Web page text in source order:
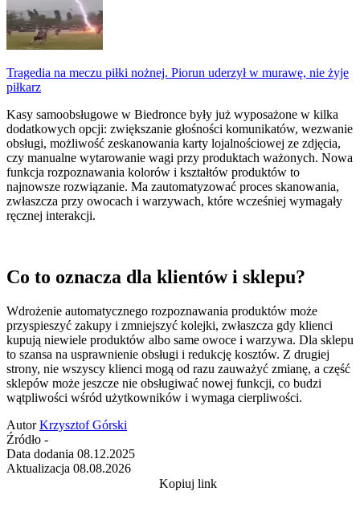
Tragedia na meczu piłki nożnej. Piorun uderzył w murawę, nie żyje
piłkarz
Kasy samoobsługowe w Biedronce były już wyposażone w kilka
dodatkowych opcji: zwiększanie głośności komunikatów, wezwanie
obsługi, możliwość zeskanowania karty lojalnościowej ze zdjęcia,
czy manualne wytarowanie wagi przy produktach ważonych. Nowa
funkcja rozpoznawania kolorów i kształtów produktów to
najnowsze rozwiązanie. Ma zautomatyzować proces skanowania,
zwłaszcza przy owocach i warzywach, które wcześniej wymagały
ręcznej interakcji.
Co to oznacza dla klientów i sklepu?
Wdrożenie automatycznego rozpoznawania produktów może
przyspieszyć zakupy i zmniejszyć kolejki, zwłaszcza gdy klienci
kupują niewiele produktów albo same owoce i warzywa. Dla sklepu
to szansa na usprawnienie obsługi i redukcję kosztów. Z drugiej
strony, nie wszyscy klienci mogą od razu zauważyć zmianę, a część
sklepów może jeszcze nie obsługiwać nowej funkcji, co budzi
wątpliwości wśród użytkowników i wymaga cierpliwości.
Autor Krzysztof Górski
Źródło -
Data dodania 08.12.2025
Aktualizacja 08.08.2026
Kopiuj link